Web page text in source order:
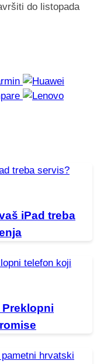
do listopada
iPad treba
Preklopni